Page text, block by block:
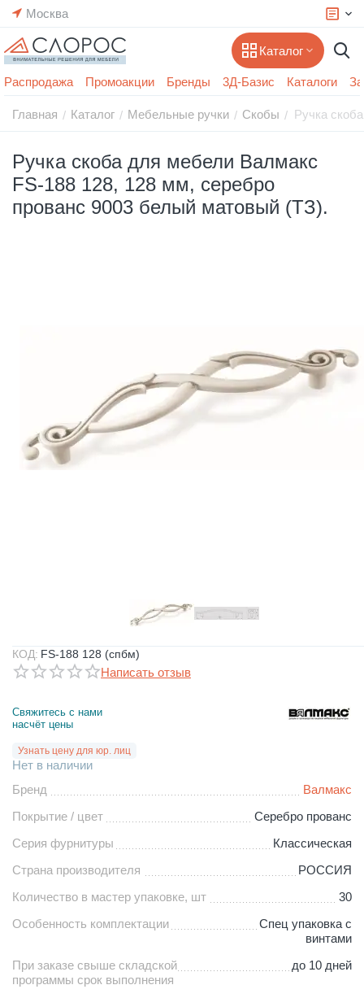
Москва
Каталог
Распродажа Промоакции Бренды 3Д-Базис Каталоги
Главная / Каталог / Мебельные ручки / Скобы / Ручка
Ручка скоба для мебели Валмакс
FS-188 128, 128 мм, серебро
прованс 9003 белый матовый (ТЗ).
КОД: FS-188 128 (спбм)
Написать отзыв
Свяжитесь с нами
насчёт цены
Узнать цену для юр. лиц
Нет в наличии
Бренд
Валмакс
Покрытие / цвет
Серебро прованс
Серия фурнитуры
Классическая
Страна производителя
РОССИЯ
Количество в мастер упаковке, шт
30
Особенность комплектации
Спец упаковка с
винтами
При заказе свыше складской
программы срок выполнения
до 10 дней